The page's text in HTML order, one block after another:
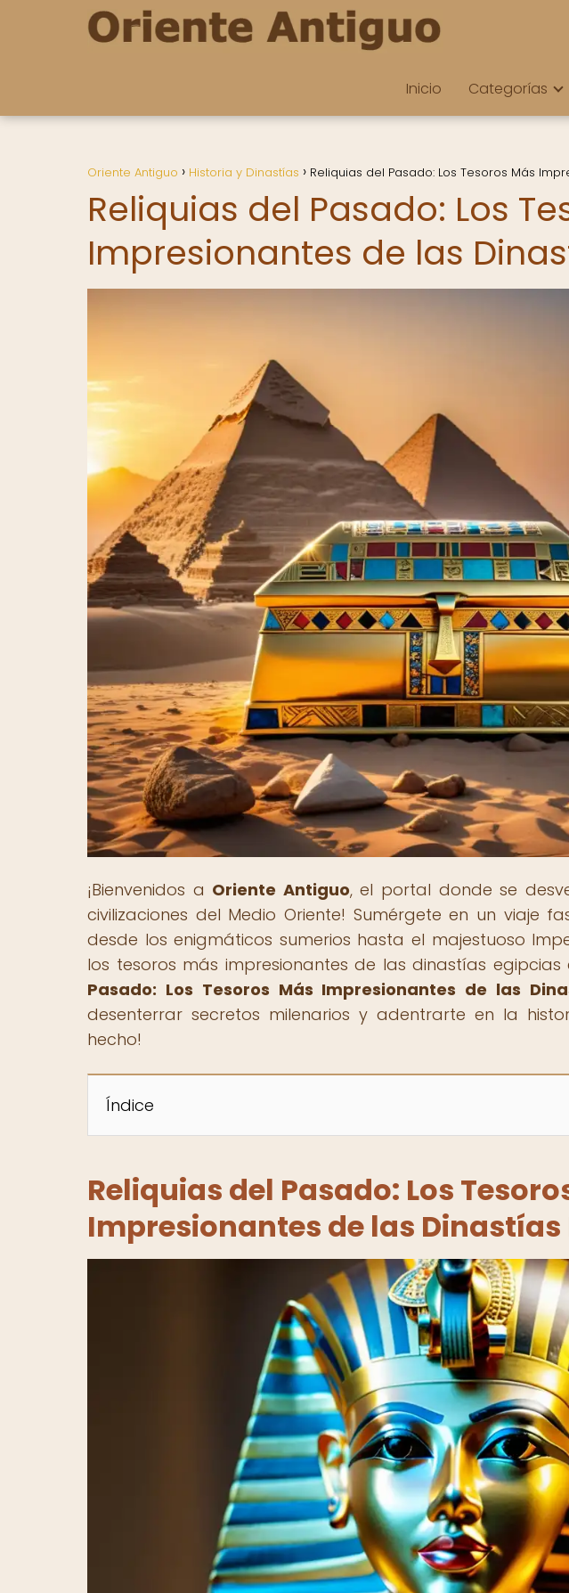
Inicio Categorías
Oriente Antiguo Historia y Dinastías Reliquias del Pasado: Los Tesoros Más
Reliquias del Pasado: Los
Impresionantes de las
¡Bienvenidos a Oriente Antiguo, el portal donde se
civilizaciones del Medio Oriente! Sumérgete en un viaje
desde los enigmáticos sumerios hasta el majestuoso
los tesoros más impresionantes de las dinastías
Pasado: Los Tesoros Más Impresionantes de las
desenterrar secretos milenarios y adentrarte en la
hecho!
Índice
Reliquias del Pasado: Los
Impresionantes de las Dinastías